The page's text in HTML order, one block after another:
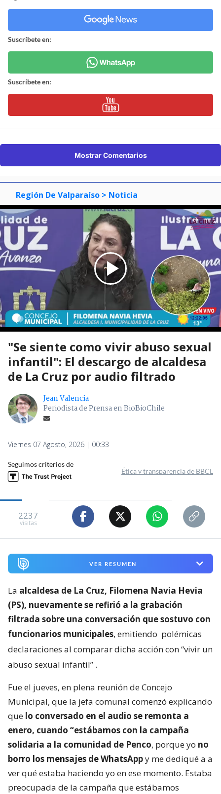
Suscríbete en:
Suscríbete en:
Mostrar Comentarios
Región De Valparaíso > Noticia
"Se siente como vivir abuso sexual
infantil": El descargo de alcaldesa
de La Cruz por audio filtrado
Jean Valencia
Periodista de Prensa en BioBioChile
Viernes 07 Agosto, 2026 | 00:33
Seguimos criterios de
Ética y transparencia de BBCL
2237
visitas
VER RESUMEN
La alcaldesa de La Cruz, Filomena Navia Hevia
(PS), nuevamente se refirió a la grabación
filtrada sobre una conversación que sostuvo con
funcionarios municipales, emitiendo polémicas
declaraciones al comparar dicha acción con “vivir un
abuso sexual infantil” .
Fue el jueves, en plena reunión de Concejo
Municipal, que la jefa comunal comenzó explicando
que lo conversado en el audio se remonta a
enero, cuando “estábamos con la campaña
solidaria a la comunidad de Penco, porque yo no
borro los mensajes de WhatsAppy me dediqué a a
ver qué estaba haciendo yo en ese momento. Estaba
preocupada de la campaña que estábamos